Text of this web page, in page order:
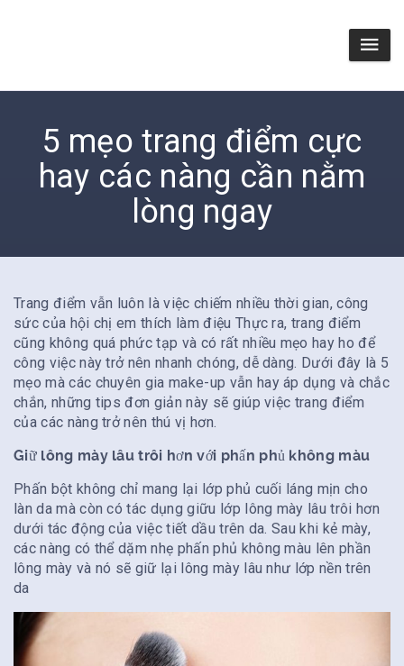
5 mẹo trang điểm cực
hay các nàng cần nằm
lòng ngay
Trang điểm vẫn luôn là việc chiếm nhiều thời gian, công
sức của hội chị em thích làm điệu Thực ra, trang điểm
cũng không quá phức tạp và có rất nhiều mẹo hay ho để
công việc này trở nên nhanh chóng, dễ dàng. Dưới đây là 5
mẹo mà các chuyên gia make-up vẫn hay áp dụng và chắc
chắn, những tips đơn giản này sẽ giúp việc trang điểm
của các nàng trở nên thú vị hơn.
Giữ lông mày lâu trôi hơn với phấn phủ không màu
Phấn bột không chỉ mang lại lớp phủ cuối láng mịn cho
làn da mà còn có tác dụng giữu lớp lông mày lâu trôi hơn
dưới tác động của việc tiết dầu trên da. Sau khi kẻ mày,
các nàng có thể dặm nhẹ phấn phủ không màu lên phần
lông mày và nó sẽ giữ lại lông mày lâu như lớp nền trên
da